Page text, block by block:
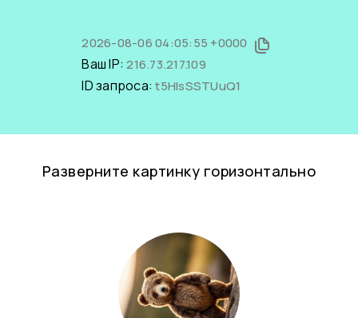
2026-08-06 04:05:55 +0000
Ваш IP:216.73.217.109
ID запроса:t5HlsSSTUuQ1
Разверните картинку горизонтально